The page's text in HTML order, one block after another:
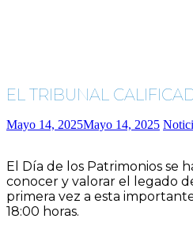
EL TRIBUNAL
Mayo 14, 2025Mayo 14, 2025
El Día de los Patrimonios se
conocer y valorar el legado
primera vez a esta
18:00 horas.